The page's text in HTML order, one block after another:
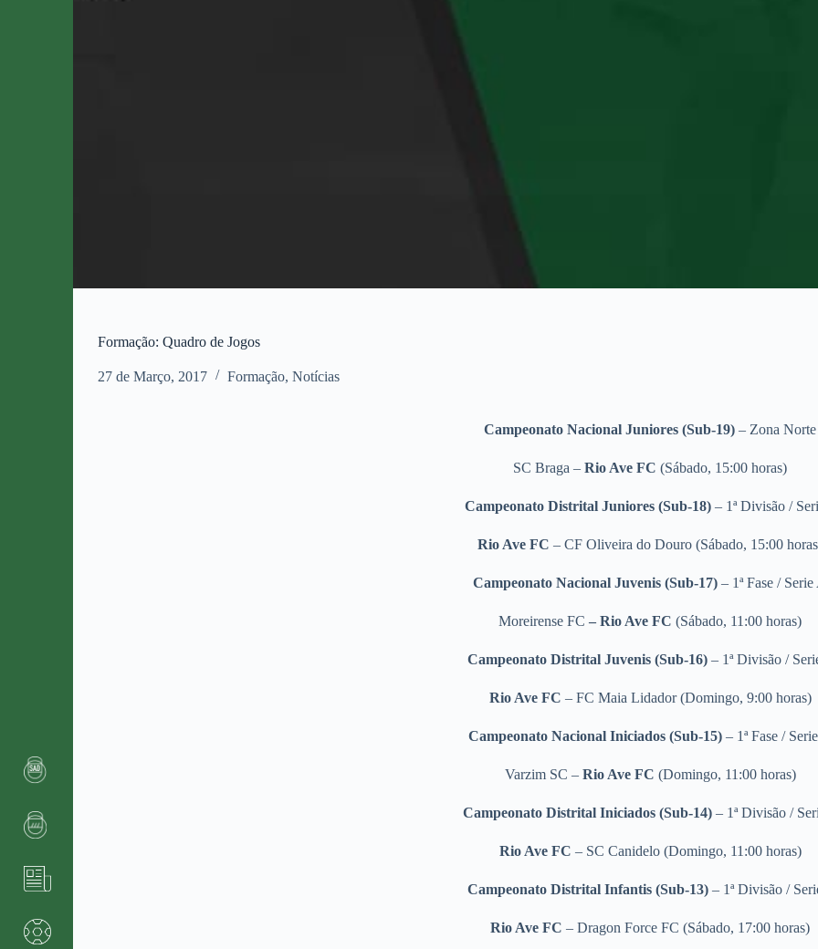
Formação: Quadro de Jogos
27 de Março, 2017 Formação,Notícias
Campeonato Nacional Juniores (Sub-19) – Zona Norte
SC Braga – Rio Ave FC (Sábado, 15:00 horas)
Campeonato Distrital Juniores (Sub-18)– 1ª Divisão /
Rio Ave FC – CF Oliveira do Douro (Sábado, 15:00
Campeonato Nacional Juvenis (Sub-17) – 1ª Fase / Serie
Moreirense FC – Rio Ave FC (Sábado, 11:00 horas)
Campeonato Distrital Juvenis (Sub-16) – 1ª Divisão /
Rio Ave FC – FC Maia Lidador (Domingo, 9:00 horas)
Campeonato Nacional Iniciados (Sub-15) – 1ª Fase /
Varzim SC – Rio Ave FC (Domingo, 11:00 horas)
Campeonato Distrital Iniciados (Sub-14) – 1ª Divisão /
Rio Ave FC – SC Canidelo (Domingo, 11:00 horas)
Campeonato Distrital Infantis (Sub-13) – 1ª Divisão /
Rio Ave FC – Dragon Force FC (Sábado, 17:00 horas)